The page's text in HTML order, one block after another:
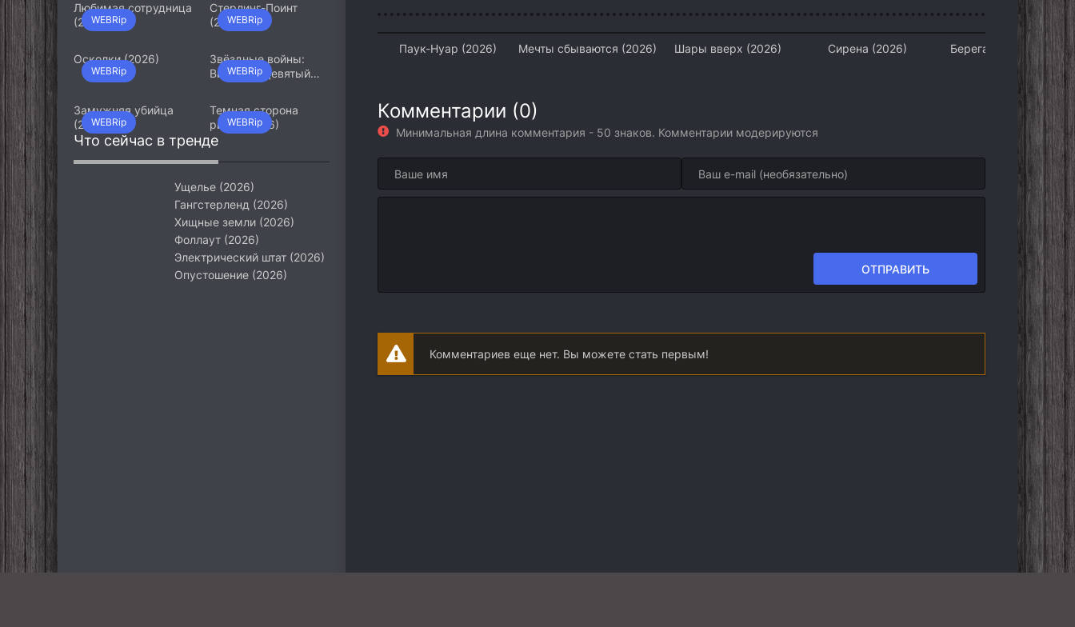
Паук-Нуар (2026) Мечты сбываются (2026) Шары вверх (2026) Сирена (2026) Берега любви (2026)
Комментарии (0)
Минимальная длина комментария - 50 знаков. Комментарии модерируются
ОТПРАВИТЬ
Комментариев еще нет. Вы можете стать первым!
WEBRip
Любимая сотрудница
(2026)
WEBRip
Стерлинг-Поинт
(2026)
WEBRip
Осколки (2026)
WEBRip
Звёздные войны:
Видения. Девятый
WEBRip
Замужняя убийца
(2026)
WEBRip
Темная сторона
ринга (2026)
Что сейчас в тренде
Ущелье (2026)
Гангстерленд (2026)
Хищные земли (2026)
Фоллаут (2026)
Электрический штат (2026)
Опустошение (2026)